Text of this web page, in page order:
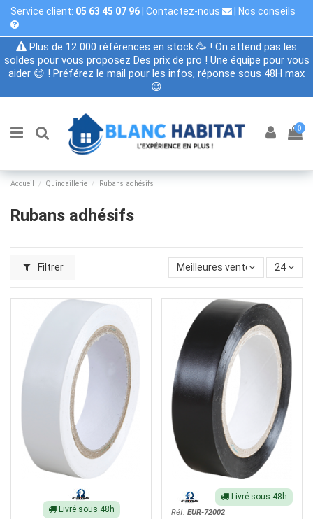
Service client: 05 63 45 07 96 Contactez-nous Nos conseils
Plus de 12 000 références en stock 🥳 ! On attend pas les
soldes pour vous proposez Des prix de pro ! Une équipe pour vous
aider 😊 ! Préférez le mail pour les infos, réponse sous 48H max
😉
0
Accueil Quincaillerie Rubans adhésifs
Rubans adhésifs
Filtrer Meilleures ventes 24
Livré sous 48h
Livré sous 48h
Réf.EUR-72002